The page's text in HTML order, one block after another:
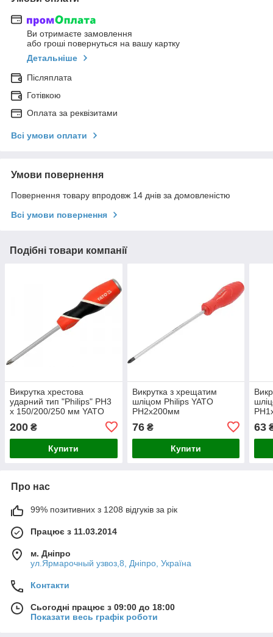
Ви отримаєте замовлення
або гроші повернуться на вашу картку
Детальніше
Післяплата
Готівкою
Оплата за реквізитами
Всі умови оплати
Умови повернення
Повернення товару впродовж 14 днів за домовленістю
Всі умови повернення
Подібні товари компанії
Викрутка хрестова
ударний тип "Philips" РН3
х 150/200/250 мм YATO
200 ₴
Купити
Викрутка з хрещатим
шліцом Philips YATO
PH2х200мм
76₴
Купити
63
Про нас
99% позитивних з 1208 відгуків за рік
Працює з 11.03.2014
м. Дніпро
ул.Ярмарочный узвоз,8, Дніпро, Україна
Контакти
Сьогодні працює з 09:00 до 18:00
Показати весь графік роботи